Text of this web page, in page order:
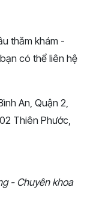
thăm khám -
có thể liên hệ
An, Quận 2,
Thiên Phước,
- Chuyên khoa